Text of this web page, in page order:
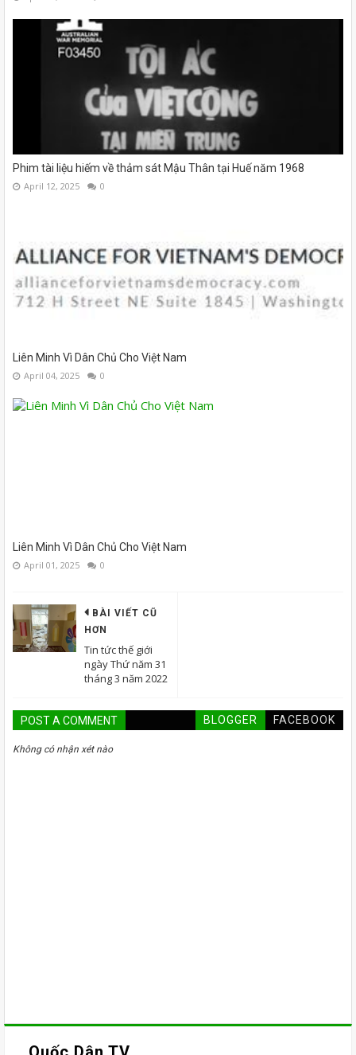
Phim tài liệu hiếm về thảm sát Mậu Thân tại Huế năm 1968
April 12, 2025 0
Liên Minh Vì Dân Chủ Cho Việt Nam
April 04, 2025 0
Liên Minh Vì Dân Chủ Cho Việt Nam
April 01, 2025 0
BÀI VIẾT CŨ
HƠN
Tin tức thế giới
ngày Thứ năm 31
tháng 3 năm 2022
POST A COMMENT BLOGGER FACEBOOK
Không có nhận xét nào